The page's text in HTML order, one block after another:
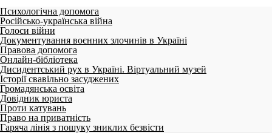
Психологічна допомога
Російсько-українська війна
Голоси війни
Документування воєнних злочинів в Україні
Правова допомога
Онлайн-бібліотека
Дисидентський рух в Україні. Віртуальний музей
Історії свавільно засуджених
Громадянська освіта
Довідник юриста
Проти катувань
Право на приватність
Гаряча лінія з пошуку зниклих безвісти